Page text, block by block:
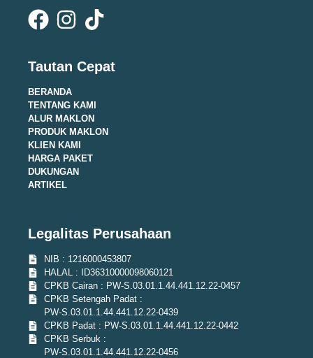
Tautan Cepat
BERANDA
TENTANG KAMI
ALUR MAKLON
PRODUK MAKLON
KLIEN KAMI
HARGA PAKET
DUKUNGAN
ARTIKEL
Legalitas Perusahaan
NIB : 1216000453807
HALAL : ID36310000098060121
CPKB Cairan : PW-S.03.01.1.44.441.12.22-0457
CPKB Setengah Padat :
PW-S.03.01.1.44.441.12.22-0439
CPKB Padat : PW-S.03.01.1.44.441.12.22-0442
CPKB Serbuk :
PW-S.03.01.1.44.441.12.22-0456